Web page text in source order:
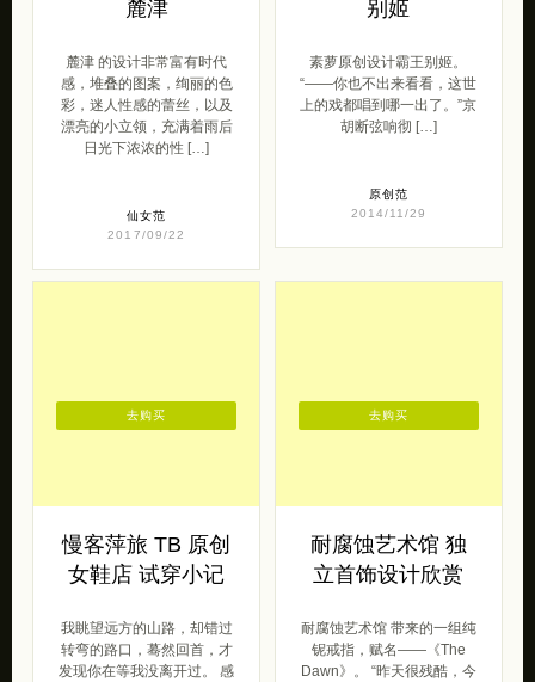
麓津
麓津 的设计非常富有时代
感，堆叠的图案，绚丽的色
彩，迷人性感的蕾丝，以及
漂亮的小立领，充满着雨后
日光下浓浓的性 […]
仙女范
2017/09/22
别姬
素萝原创设计霸王别姬。
“——你也不出来看看，这世
上的戏都唱到哪一出了。”京
胡断弦响彻 […]
原创范
2014/11/29
慢客萍旅 TB 原创
女鞋店 试穿小记
我眺望远方的山路，却错过
转弯的路口，蓦然回首，才
发现你在等我没离开过。 感
去购买
耐腐蚀艺术馆 独
立首饰设计欣赏
耐腐蚀艺术馆 带来的一组纯
铌戒指，赋名——《The
Dawn》。 “昨天很残酷，今
去购买